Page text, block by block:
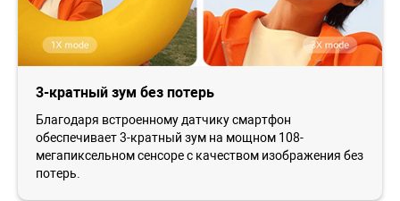
3-кратный зум без потерь
Благодаря встроенному датчику смартфон
обеспечивает 3-кратный зум на мощном 108-
мегапиксельном сенсоре с качеством изображения без
потерь.